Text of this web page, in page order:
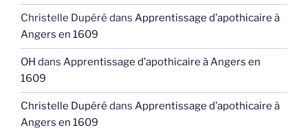
Christelle Dupéré dans Apprentissage d’apothicaire à
Angers en 1609
OH dans Apprentissage d’apothicaire à Angers en
1609
Christelle Dupéré dans Apprentissage d’apothicaire à
Angers en 1609